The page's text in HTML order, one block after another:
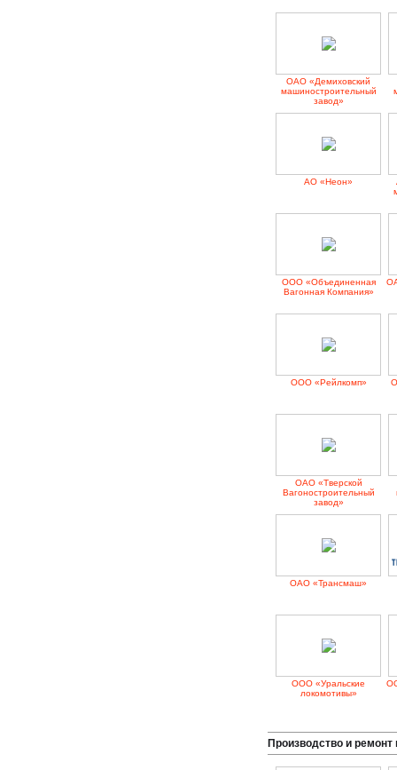
ОАО «Демиховский
машиностроительный
завод»
АО «Неон»
ООО «Объединенная
Вагонная Компания»
ООО «Рейлкомп»
ОАО «Тверской
Вагоностроительный
завод»
ОАО «Трансмаш»
ООО «Уральские
локомотивы»
Производство и ремонт